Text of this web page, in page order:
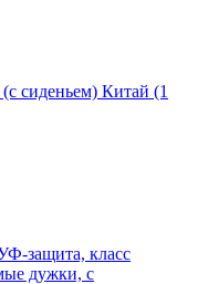
сиденьем) Китай (1
защита, класс
дужки, с